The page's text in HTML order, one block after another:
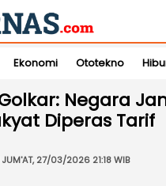
Ekonomi Ototekno
Negara
Diperas Tarif
JUM'AT, 27/03/2026 21:18 WIB